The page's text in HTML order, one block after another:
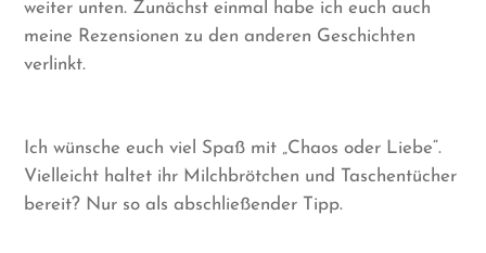
weiter unten. Zunächst einmal habe ich euch auch
meine Rezensionen zu den anderen Geschichten
verlinkt.
Ich wünsche euch viel Spaß mit „Chaos oder Liebe“.
Vielleicht haltet ihr Milchbrötchen und Taschentücher
bereit? Nur so als abschließender Tipp.